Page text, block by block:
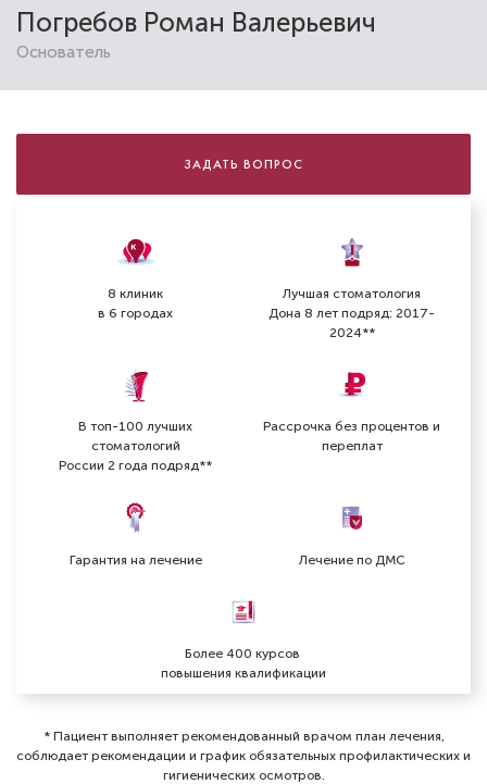
Погребов Роман Валерьевич
Основатель
ЗАДАТЬ ВОПРОС
8 клиник
в 6 городах
Лучшая стоматология
Дона 8 лет подряд: 2017-
2024**
В топ-100 лучших
стоматологий
России 2 года подряд**
Рассрочка без процентов и
переплат
Гарантия на лечение Лечение по ДМС
Более 400 курсов
повышения квалификации
* Пациент выполняет рекомендованный врачом план лечения,
соблюдает рекомендации и график обязательных профилактических и
гигиенических осмотров⁠.